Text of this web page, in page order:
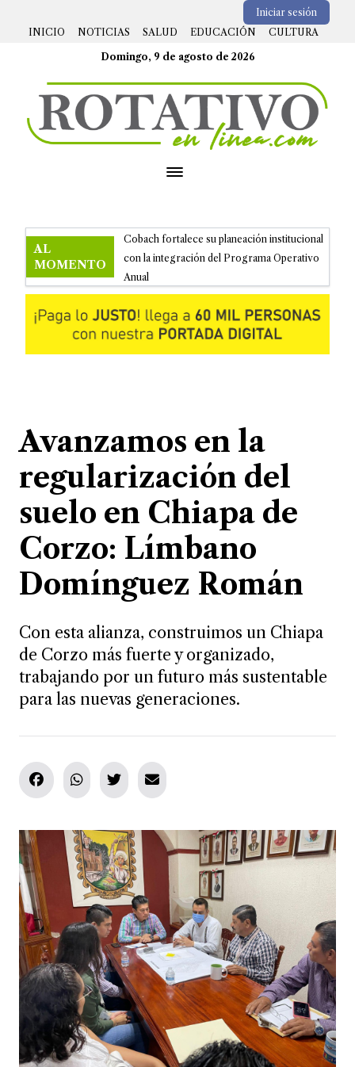
Iniciar sesión
INICIO
NOTICIAS SALUD EDUCACIÓN CULTURA
Domingo, 9 de agosto de 2026
AL
MOMENTO
Cobach fortalece su planeación institucional
con la integración del Programa Operativo
Anual
Avanzamos en la
regularización del
suelo en Chiapa de
Corzo: Límbano
Domínguez Román
Con esta alianza, construimos un Chiapa
de Corzo más fuerte y organizado,
trabajando por un futuro más sustentable
para las nuevas generaciones.